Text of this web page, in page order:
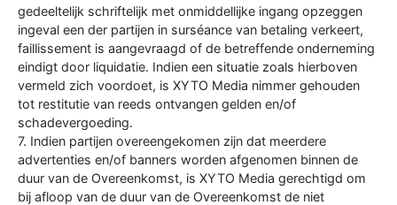
gedeeltelijk schriftelijk met onmiddellijke ingang opzeggen
ingeval een der partijen in surséance van betaling verkeert,
faillissement is aangevraagd of de betreffende onderneming
eindigt door liquidatie. Indien een situatie zoals hierboven
vermeld zich voordoet, is XYTO Media nimmer gehouden
tot restitutie van reeds ontvangen gelden en/of
schadevergoeding.
7. Indien partijen overeengekomen zijn dat meerdere
advertenties en/of banners worden afgenomen binnen de
duur van de Overeenkomst, is XYTO Media gerechtigd om
bij afloop van de duur van de Overeenkomst de niet